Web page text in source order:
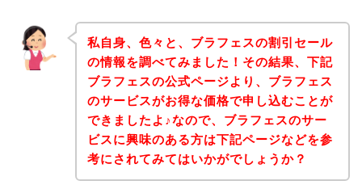
私自身、色々と、ブラフェスの割引セール
の情報を調べてみました！その結果、下記
ブラフェスの公式ページより、ブラフェス
のサービスがお得な価格で申し込むことが
できましたよ♪なので、ブラフェスのサー
ビスに興味のある方は下記ページなどを参
考にされてみてはいかがでしょうか？